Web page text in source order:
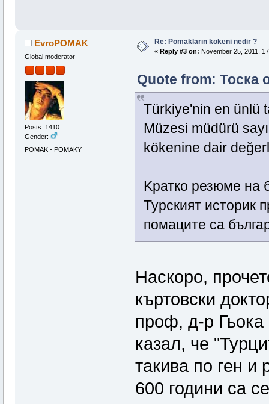
EvroPOMAK
Global moderator
Posts: 1410
Gender:
POMAK - POMAKY
Re: Pomakların kökeni nedir ?
« Reply #3 on: November 25, 2011,
Quote from: Тоска
Türkiye'nin en ünlü
Müzesi müdürü
kökenine dair
Kратко резюме на
Турският
помаците са
Наскоро,
къртовски
проф, д-р Гьока
казал, че
такива по ген и
600 години са